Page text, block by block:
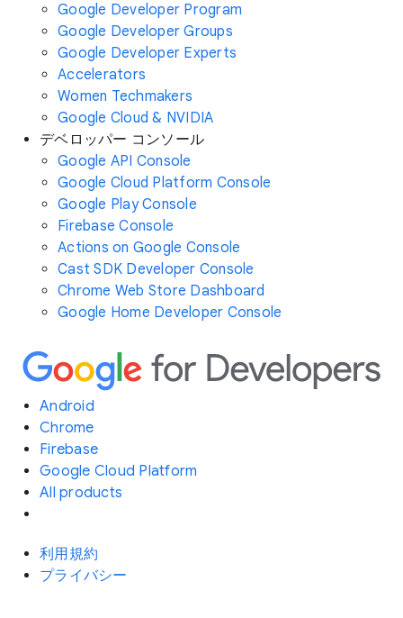
Google Developer Program
Google Developer Groups
Google Developer Experts
Accelerators
Women Techmakers
Google Cloud & NVIDIA
デベロッパー コンソール
Google API Console
Google Cloud Platform Console
Google Play Console
Firebase Console
Actions on Google Console
Cast SDK Developer Console
Chrome Web Store Dashboard
Google Home Developer Console
Android
Chrome
Firebase
Google Cloud Platform
All products
利用規約
プライバシー